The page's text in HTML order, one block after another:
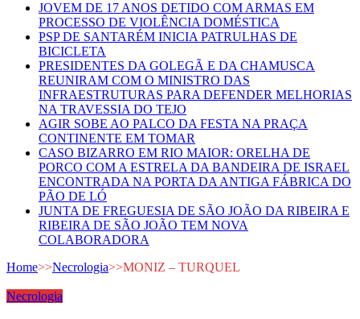
JOVEM DE 17 ANOS DETIDO COM ARMAS EM
PROCESSO DE VIOLÊNCIA DOMÉSTICA
PSP DE SANTARÉM INICIA PATRULHAS DE
BICICLETA
PRESIDENTES DA GOLEGÃ E DA CHAMUSCA
REUNIRAM COM O MINISTRO DAS
INFRAESTRUTURAS PARA DEFENDER MELHORIAS
NA TRAVESSIA DO TEJO
AGIR SOBE AO PALCO DA FESTA NA PRAÇA
CONTINENTE EM TOMAR
CASO BIZARRO EM RIO MAIOR: ORELHA DE
PORCO COM A ESTRELA DA BANDEIRA DE ISRAEL
ENCONTRADA NA PORTA DA ANTIGA FÁBRICA DO
PÃO DE LÓ
JUNTA DE FREGUESIA DE SÃO JOÃO DA RIBEIRA E
RIBEIRA DE SÃO JOÃO TEM NOVA
COLABORADORA
Home>>Necrologia>>MONIZ – TURQUEL
Necrologia